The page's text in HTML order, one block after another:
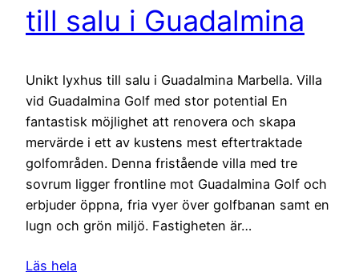
till salu i Guadalmina
Unikt lyxhus till salu i Guadalmina Marbella. Villa
vid Guadalmina Golf med stor potential En
fantastisk möjlighet att renovera och skapa
mervärde i ett av kustens mest eftertraktade
golfområden. Denna fristående villa med tre
sovrum ligger frontline mot Guadalmina Golf och
erbjuder öppna, fria vyer över golfbanan samt en
lugn och grön miljö. Fastigheten är…
Läs hela